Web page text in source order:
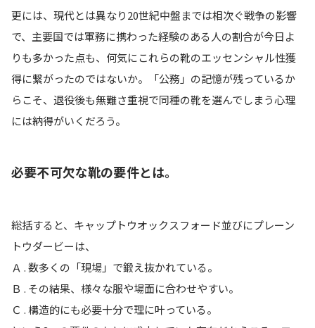
更には、現代とは異なり20世紀中盤までは相次ぐ戦争の影響
で、主要国では軍務に携わった経験のある人の割合が今日よ
りも多かった点も、何気にこれらの靴のエッセンシャル性獲
得に繋がったのではないか。「公務」の記憶が残っているか
らこそ、退役後も無難さ重視で同種の靴を選んでしまう心理
には納得がいくだろう。
必要不可欠な靴の要件とは。
総括すると、キャップトウオックスフォード並びにプレーン
トウダービーは、
Ａ . 数多くの「現場」で鍛え抜かれている。
Ｂ . その結果、様々な服や場面に合わせやすい。
Ｃ . 構造的にも必要十分で理に叶っている。